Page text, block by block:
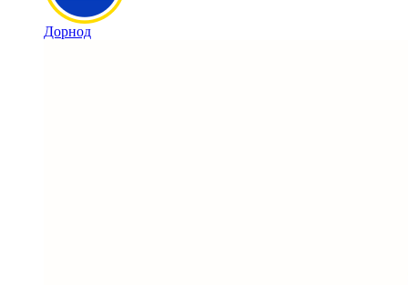
Дорнод